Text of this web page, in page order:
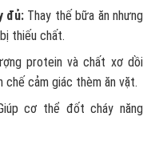
đủ: Thay thế bữa ăn nhưng
thiếu chất.
protein và chất xơ dồi
chế cảm giác thèm ăn vặt.
cơ thể đốt cháy năng